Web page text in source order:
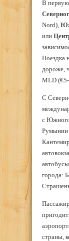
В первую
Nord),
или
Поездка
дороже,
MLD
С
с Южного
Румынии
города:
страны,